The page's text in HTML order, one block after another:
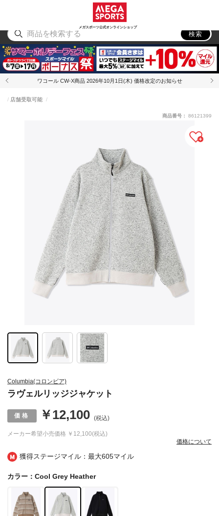
メガスポーツ公式オンラインショップ
アウトドア
検索
ワコール CW-X商品 2026年10月1日(木) 価格改定のお知らせ
獲得ステージマイル：最大605マイル
Columbia(コロンビア)
ラヴェルリッジジャケット
店舗受取可能
メーカー希望小売価格 ￥12,100(税込)
￥12,100 (税込)
価格について
商品番号： 86121399
カラー：Cool Grey Heather